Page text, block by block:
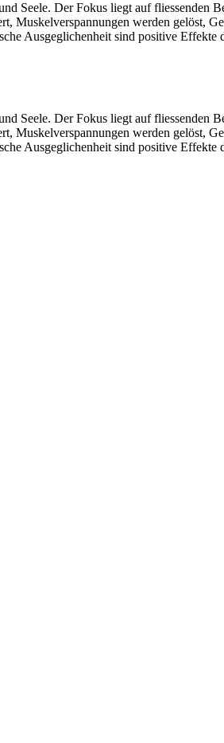
Seele. Der Fokus liegt auf fliessenden
Muskelverspannungen werden gelöst,
Ausgeglichenheit sind positive Effekte
Seele. Der Fokus liegt auf fliessenden
Muskelverspannungen werden gelöst,
Ausgeglichenheit sind positive Effekte